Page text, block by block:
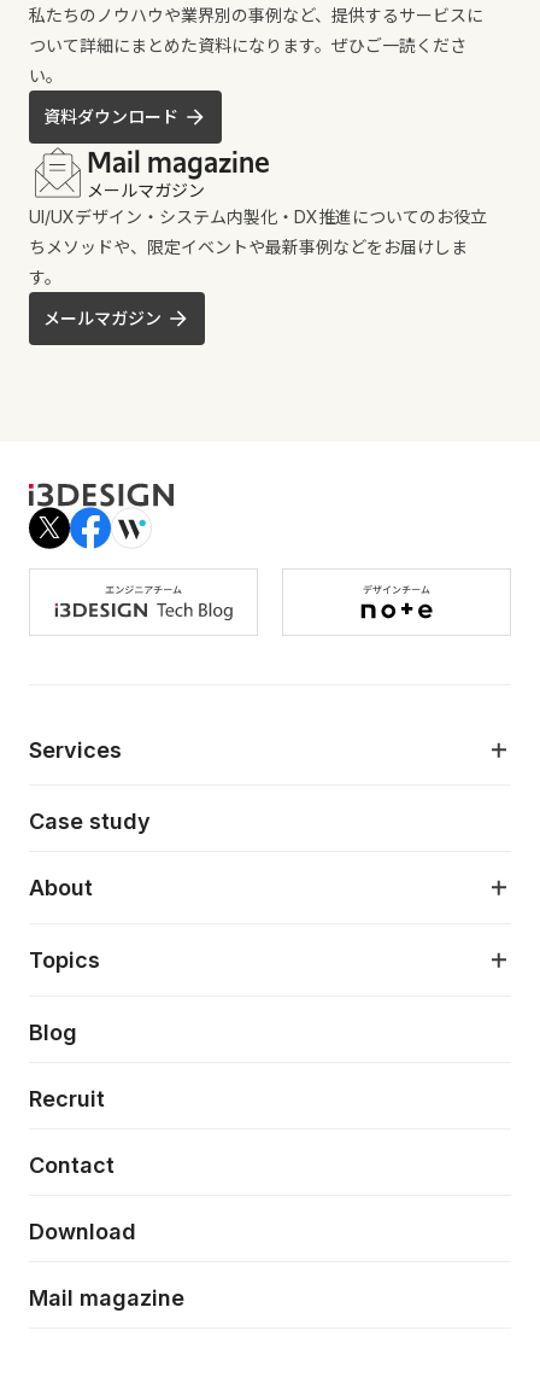
私たちのノウハウや業界別の事例など、提供するサービスに
ついて詳細にまとめた資料になります。ぜひご一読くださ
い。
資料ダウンロード
Mail magazine
メールマガジン
UI/UXデザイン・システム内製化・DX推進についてのお役立
ちメソッドや、限定イベントや最新事例などをお届けしま
す。
メールマガジン
Services
AI駆動開発支援
モダナイゼーション
特徴量エンジニアリングと生成AI
デザインシステム構築支援
フロントエンド開発
Case study
About
About
当社が目指しているもの
Topics
Press release
News
Event/Seminer
Blog
Recruit
Contact
Download
Mail magazine